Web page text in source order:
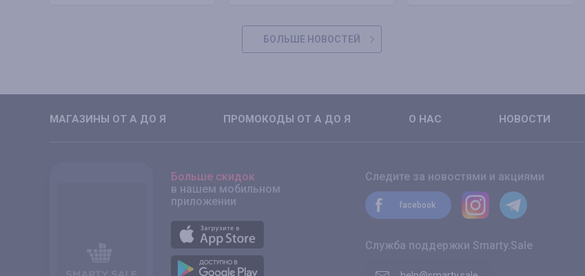
БОЛЬШЕ НОВОСТЕЙ
МАГАЗИНЫ ОТ А ДО Я ПРОМОКОДЫ ОТ А ДО Я О НАС НОВОСТИ
Больше скидок
в нашем мобильном
приложении
Следите за новостями и акциями
facebook
Служба поддержки Smarty.Sale